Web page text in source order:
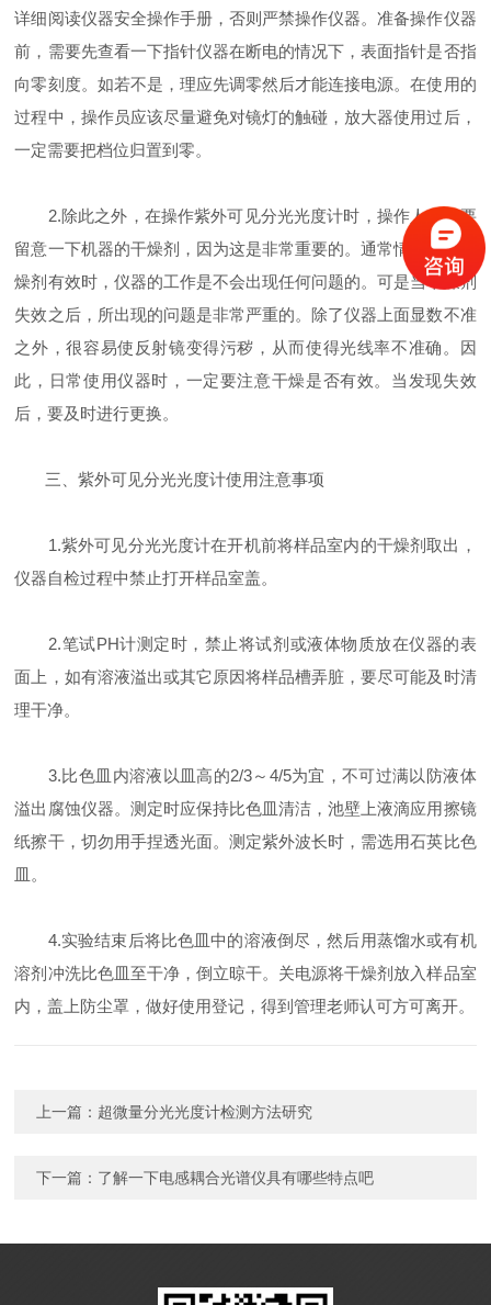
详细阅读仪器安全操作手册，否则严禁操作仪器。准备操作仪器
前，需要先查看一下指针仪器在断电的情况下，表面指针是否指
向零刻度。如若不是，理应先调零然后才能连接电源。在使用的
过程中，操作员应该尽量避免对镜灯的触碰，放大器使用过后，
一定需要把档位归置到零。
2.除此之外，在操作紫外可见分光光度计时，操作人员需要
留意一下机器的干燥剂，因为这是非常重要的。通常情况下，干
燥剂有效时，仪器的工作是不会出现任何问题的。可是当干燥剂
失效之后，所出现的问题是非常严重的。除了仪器上面显数不准
之外，很容易使反射镜变得污秽，从而使得光线率不准确。因
此，日常使用仪器时，一定要注意干燥是否有效。当发现失效
后，要及时进行更换。
三、紫外可见分光光度计使用注意事项
1.紫外可见分光光度计在开机前将样品室内的干燥剂取出，
仪器自检过程中禁止打开样品室盖。
2.笔试PH计测定时，禁止将试剂或液体物质放在仪器的表
面上，如有溶液溢出或其它原因将样品槽弄脏，要尽可能及时清
理干净。
3.比色皿内溶液以皿高的2/3～4/5为宜，不可过满以防液体
溢出腐蚀仪器。测定时应保持比色皿清洁，池壁上液滴应用擦镜
纸擦干，切勿用手捏透光面。测定紫外波长时，需选用石英比色
皿。
4.实验结束后将比色皿中的溶液倒尽，然后用蒸馏水或有机
溶剂冲洗比色皿至干净，倒立晾干。关电源将干燥剂放入样品室
内，盖上防尘罩，做好使用登记，得到管理老师认可方可离开。
上一篇： 超微量分光光度计检测方法研究
下一篇： 了解一下电感耦合光谱仪具有哪些特点吧